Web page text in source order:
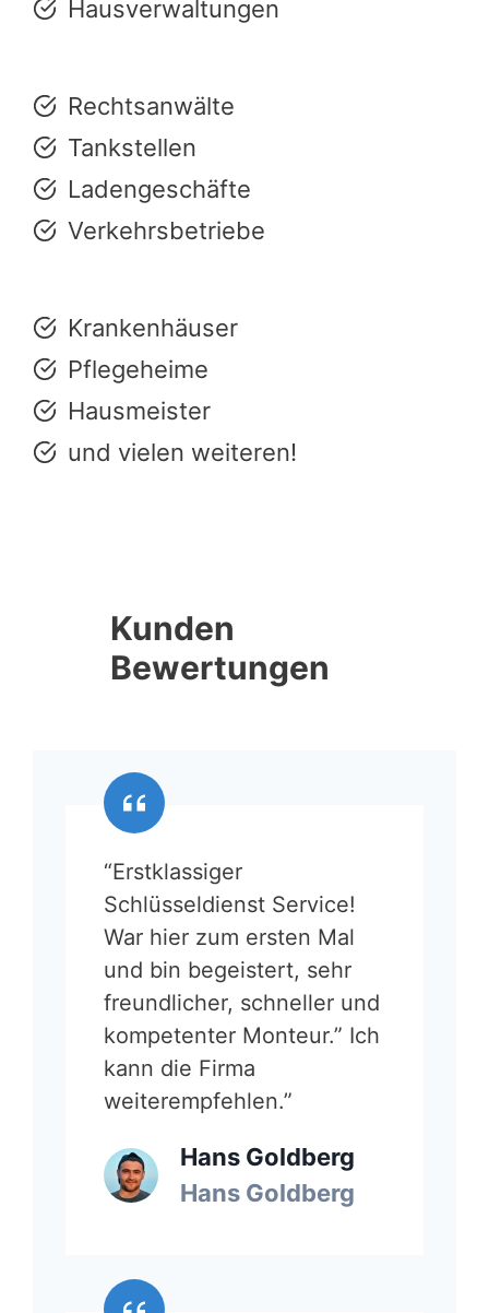
Hausverwaltungen
Rechtsanwälte
Tankstellen
Ladengeschäfte
Verkehrsbetriebe
Krankenhäuser
Pflegeheime
Hausmeister
und vielen weiteren!
Kunden
Bewertungen
“Erstklassiger
Schlüsseldienst Service!
War hier zum ersten Mal
und bin begeistert, sehr
freundlicher, schneller und
kompetenter Monteur.” Ich
kann die Firma
weiterempfehlen.”
Hans Goldberg
Hans Goldberg